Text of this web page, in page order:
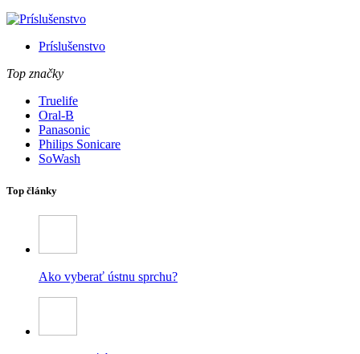
Príslušenstvo
Top značky
Truelife
Oral-B
Panasonic
Philips Sonicare
SoWash
Top články
Ako vyberať ústnu sprchu?